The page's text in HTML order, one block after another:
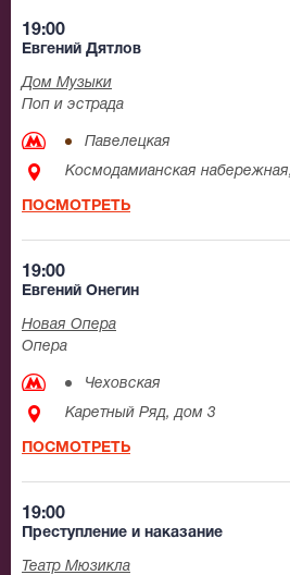
19:00
Евгений Дятлов
Дом Музыки
Поп и эстрада
Павелецкая
Космодамианская
ПОСМОТРЕТЬ
19:00
Евгений Онегин
Новая Опера
Опера
Чеховская
Каретный Ряд, дом 3
ПОСМОТРЕТЬ
19:00
Преступление и наказание
Театр Мюзикла